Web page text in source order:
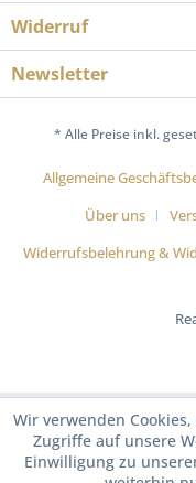
Widerruf
Newsletter
* Alle Preise inkl.
Allgemeine
Über uns
Widerrufsbelehrung &
Wir verwenden
Zugriffe auf unsere
Einwilligung zu